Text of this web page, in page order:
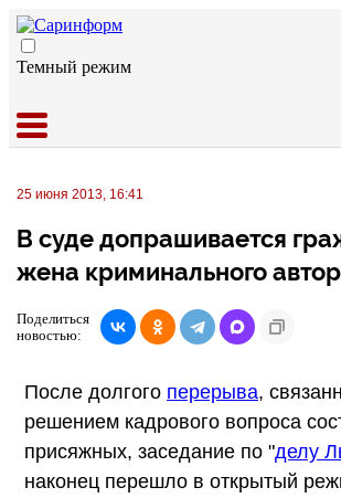
Темный режим
25 июня 2013, 16:41
В суде допрашивается
жена криминального
Поделиться
новостью:
После долгого перерыва,
решением кадрового вопроса
присяжных, заседание по "делу
наконец перешло в открытый